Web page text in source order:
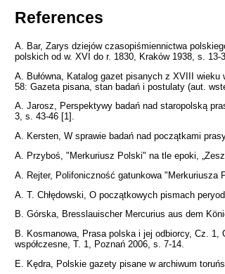
References
A. Bar, Zarys dziejów czasopiśmiennictwa
polskich od w. XVI do r. 1830, Kraków 1938, s. 13-
A. Bułówna, Katalog gazet pisanych z XVIII wieku
58: Gazeta pisana, stan badań i postulaty (aut.
A. Jarosz, Perspektywy badań nad staropolską
3, s. 43-46 [1].
A. Kersten, W sprawie badań nad początkami
A. Przyboś, "Merkuriusz Polski" na tle epoki,
A. Rejter, Polifoniczność gatunkowa "Merkuriusza
A. T. Chłędowski, O początkowych pismach
B. Górska, Bresslauischer Mercurius aus dem
B. Kosmanowa, Prasa polska i jej odbiorcy, Cz. 1,
współczesne, T. 1, Poznań 2006, s. 7-14.
E. Kędra, Polskie gazety pisane w archiwum